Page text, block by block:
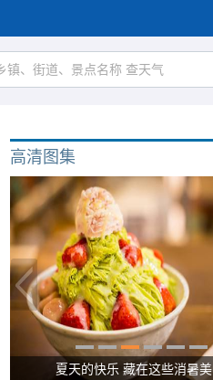
高清图集
夏天的快乐 藏在这些消暑